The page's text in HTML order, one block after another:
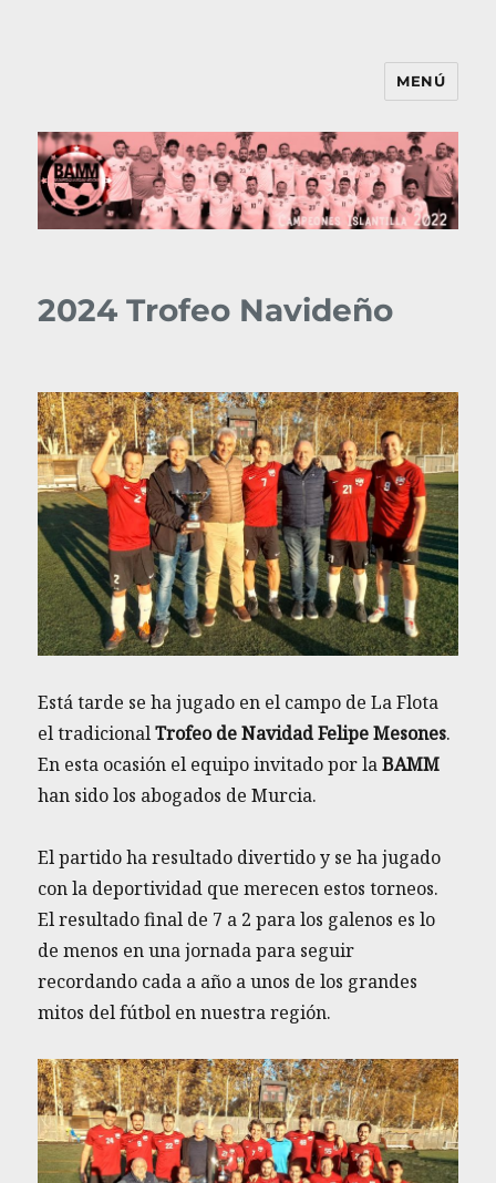
MENÚ
2024 Trofeo Navideño
Está tarde se ha jugado en el campo de La Flota
el tradicionalTrofeo de Navidad Felipe Mesones.
En esta ocasión el equipo invitado por laBAMM
han sido los abogados de Murcia.
El partido ha resultado divertido y se ha jugado
con la deportividad que merecen estos torneos.
El resultado final de 7 a 2 para los galenos es lo
de menos en una jornada para seguir
recordando cada a año a unos de los grandes
mitos del fútbol en nuestra región.